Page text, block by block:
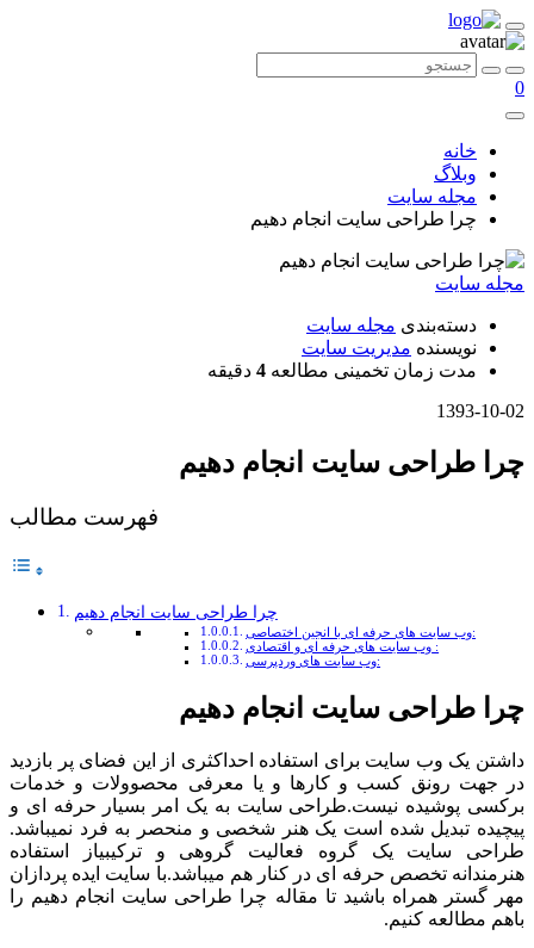
0
خانه
وبلاگ
مجله سایت
چرا طراحی سایت انجام دهیم
مجله سایت
دسته‌بندی مجله سایت
نویسنده مدیریت سایت
مدت زمان تخمینی مطالعه 4 دقیقه
1393-10-02
چرا طراحی سایت انجام دهیم
فهرست مطالب
چرا طراحی سایت انجام دهیم
وب سایت های حرفه ای با انجین اختصاصی:
وب سایت های حرفه ای و اقتصادی :
وب سایت های وردپرسی:
چرا طراحی سایت انجام دهیم
داشتن یک وب سایت برای استفاده احداکثری از این فضای پر بازدید
در جهت رونق کسب و کارها و یا معرفی محصوولات و خدمات
برکسی پوشیده نیست.طراحی سایت به یک امر بسیار حرفه ای و
پیچیده تبدیل شده است یک هنر شخصی و منحصر به فرد نمیباشد.
طراحی سایت یک گروه فعالیت گروهی و ترکیبیاز استفاده
هنرمندانه تخصص حرفه ای در کنار هم میباشد.با سایت ایده پردازان
مهر گستر همراه باشید تا مقاله چرا طراحی سایت انجام دهیم را
باهم مطالعه کنیم.